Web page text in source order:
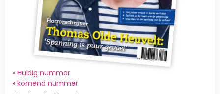
» Huidig nummer
» komend nummer